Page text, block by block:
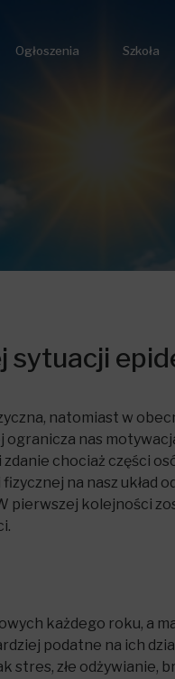
Ogłoszenia Szkoła
sytuacji
natomiast w
nas
chociaż części
na nasz
pierwszej kolejności
każ­dego roku, a
podatne na ich
złe